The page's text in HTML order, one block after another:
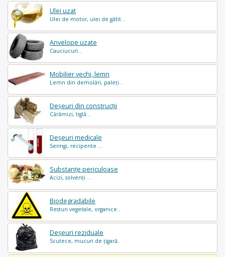
Ulei uzat
Ulei de motor, ulei de gătit...
Anvelope uzate
Cauciucuri...
Mobilier vechi, lemn
Lemn din demolări, paleți...
Deșeuri din construcții
Cărămizi, tiglă...
Deșeuri medicale
Seringi, recipente ...
Substanțe periculoase
Acizi, solvenți ...
Biodegradabile
Resturi vegetale, organice..
Deșeuri reziduale
Scutece, mucuri de țigară..